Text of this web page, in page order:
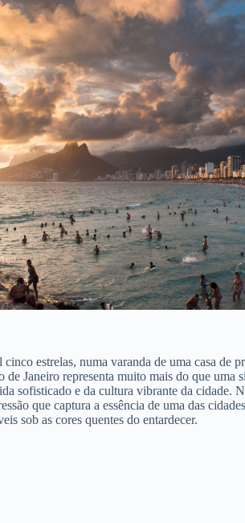
estrelas, numa varanda de uma casa de
Janeiro representa muito mais do que uma
sofisticado e da cultura vibrante da cidade.
que captura a essência de uma das
sob as cores quentes do entardecer.